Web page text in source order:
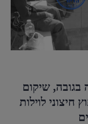
בגובה, שיקום
חיצוני לוילות